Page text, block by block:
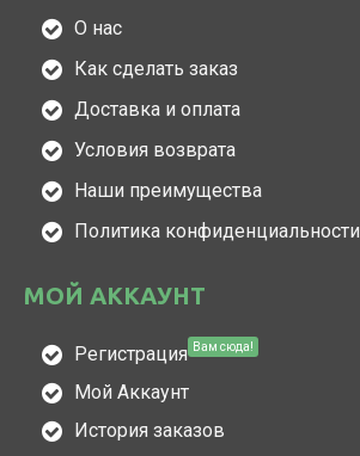
О нас
Как сделать заказ
Доставка и оплата
Условия возврата
Наши преимущества
Политика конфиденциальности
МОЙ АККАУНТ
Регистрация Вам сюда!
Мой Аккаунт
История заказов